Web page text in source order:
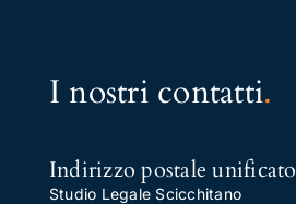
I nostri contatti.
Indirizzo postale unificato
Studio Legale Scicchitano